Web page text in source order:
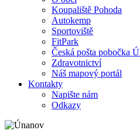
Koupaliště Pohoda
Autokemp
Sportoviště
FitPark
Česká pošta pobočka
Zdravotnictví
Náš mapový portál
Kontakty
Napište nám
Odkazy